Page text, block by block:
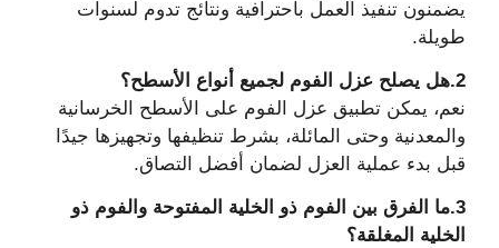
يضمنون تنفيذ العمل باحترافية ونتائج تدوم لسنوات
طويلة.
2.هل يصلح عزل الفوم لجميع أنواع الأسطح؟
نعم، يمكن تطبيق عزل الفوم على الأسطح الخرسانية
والمعدنية وحتى المائلة، بشرط تنظيفها وتجهيزها جيدًا
قبل بدء عملية العزل لضمان أفضل التصاق.
3.ما الفرق بين الفوم ذو الخلية المفتوحة والفوم ذو
الخلية المغلقة؟